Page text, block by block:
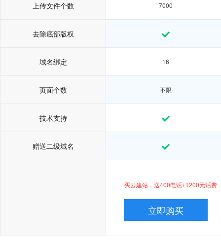
上传文件个数 7000
去除底部版权
域名绑定 16
页面个数 不限
技术支持
赠送二级域名
买云建站，送400电话+1200元话费
立即购买